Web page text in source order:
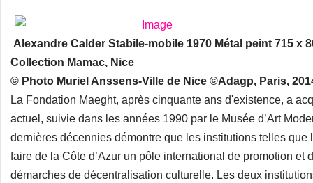
Alexandre Calder Stabile-mobile 1970 Métal peint 715 x
Collection Mamac, Nice
© Photo Muriel Anssens-Ville de Nice ©Adagp, Paris,
La Fondation Maeght, après cinquante ans d'existence, a
actuel, suivie dans les années 1990 par le Musée d’Art
dernières décennies démontre que les institutions telles
faire de la Côte d’Azur un pôle international de promotion et
démarches de décentralisation culturelle. Les deux